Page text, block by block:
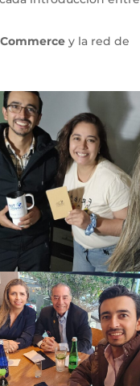
y la red de